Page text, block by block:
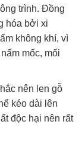
trình. Đồng
hóa bởi xi
không khí, vì
mốc, mối
nên len gỗ
kéo dài lên
độc hại nên rất